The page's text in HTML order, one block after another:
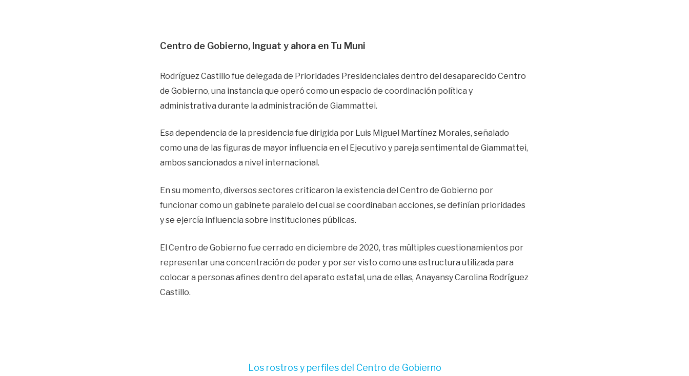
Centro de Gobierno, Inguat y ahora en Tu Muni
Rodríguez Castillo fue delegada de Prioridades Presidenciales dentro del desaparecido Centro
de Gobierno, una instancia que operó como un espacio de coordinación política y
administrativa durante la administración de Giammattei.
Esa dependencia de la presidencia fue dirigida por Luis Miguel Martínez Morales, señalado
como una de las figuras de mayor influencia en el Ejecutivo y pareja sentimental de Giammattei,
ambos sancionados a nivel internacional.
En su momento, diversos sectores criticaron la existencia del Centro de Gobierno por
funcionar como un gabinete paralelo del cual se coordinaban acciones, se definían prioridades
y se ejercía influencia sobre instituciones públicas.
El Centro de Gobierno fue cerrado en diciembre de 2020, tras múltiples cuestionamientos por
representar una concentración de poder y por ser visto como una estructura utilizada para
colocar a personas afines dentro del aparato estatal, una de ellas, Anayansy Carolina Rodríguez
Castillo.
Los rostros y perfiles del Centro de Gobierno